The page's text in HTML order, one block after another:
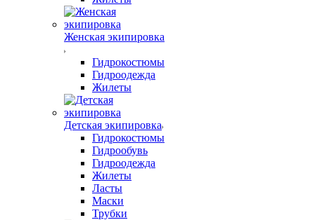
Женская экипировка
Гидрокостюмы
Гидроодежда
Жилеты
Детская экипировка
Гидрокостюмы
Гидрообувь
Гидроодежда
Жилеты
Ласты
Маски
Трубки